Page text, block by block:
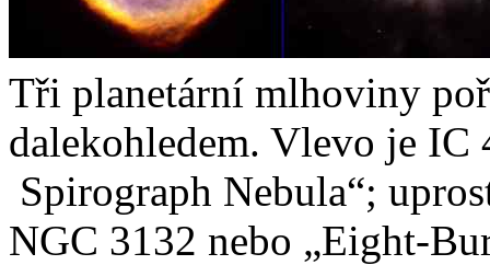
Tři planetární mlhoviny
dalekohledem. Vlevo je
Spirograph Nebula“;
NGC 3132 nebo „Eight-